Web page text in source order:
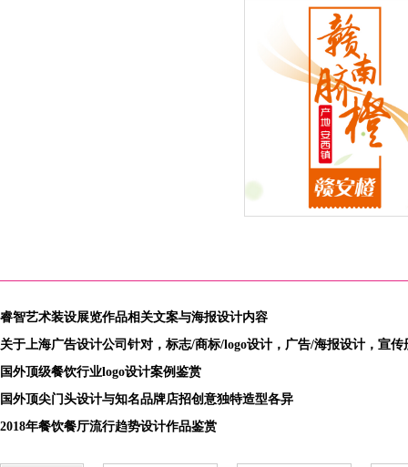
巴罗柯矿泉水系列-新品包
睿智艺术装设展览作品相关文案与海报设计内容
关于上海广告设计公司针对，标志/商标/logo设计，广告/海报设计，宣
国外顶级餐饮行业logo设计案例鉴赏
国外顶尖门头设计与知名品牌店招创意独特造型各异
2018年餐饮餐厅流行趋势设计作品鉴赏